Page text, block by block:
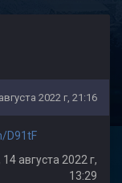
2022 г, 21:16
D91tF
14 августа 2022 г,
13:29